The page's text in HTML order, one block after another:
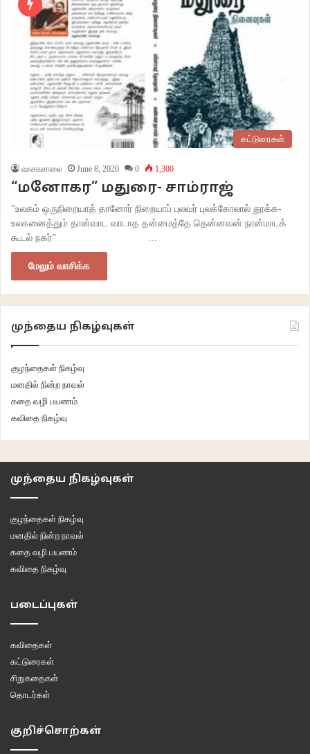
கட்டுரைகள்
வாசகசாலை June 8, 2020 0 1,300
“மனோகர” மதுரை- சாம்ராஜ்
”உலகம் ஒருநிறையாத் தானோர் நிறையாப் புலவர் புலக்கோலால் தூக்க-
உலகனைத்தும் தான்வாட வாடாத தன்மைத்தே தென்னவன் நான்மாடக்
கூடல் நகர்” …
மேலும் வாசிக்க
முந்தைய நிகழ்வுகள்
குழந்தைகள் நிகழ்வு
மனதில் நின்ற நாவல்
கதை வழி பயணம்
கவிதை நிகழ்வு
முந்தைய நிகழ்வுகள்
குழந்தைகள் நிகழ்வு
மனதில் நின்ற நாவல்
கதை வழி பயணம்
கவிதை நிகழ்வு
படைப்புகள்
கவிதைகள்
கட்டுரைகள்
சிறுகதைகள்
தொடர்கள்
குறிச்சொற்கள்